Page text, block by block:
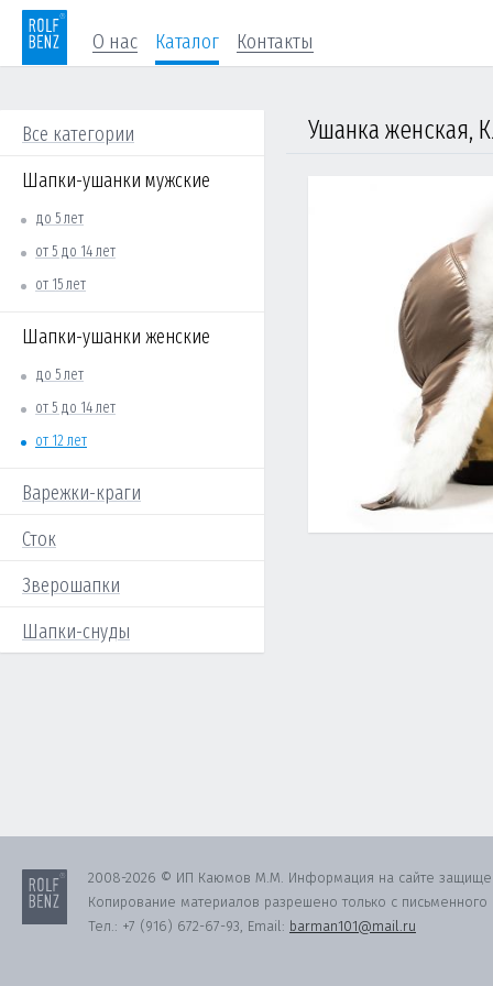
О нас Каталог Контакты
Все категории
Шапки-ушанки мужские
до 5 лет
от 5 до 14 лет
от 15 лет
Шапки-ушанки женские
до 5 лет
от 5 до 14 лет
от 12 лет
Варежки-краги
Сток
Зверошапки
Шапки-снуды
Ушанка женская,
2008-2026 © ИП Каюмов М.М. Информация на сайте
Копирование материалов разрешено только с письменного
Тел.: +7 (916) 672-67-93, Email: barman101@mail.ru